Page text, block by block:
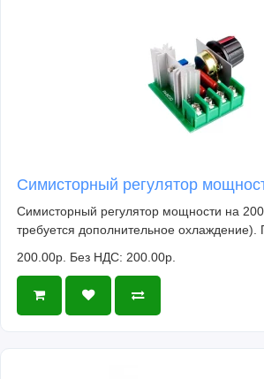
Температура: -25°С +70°С
Габаритные размеры:
Симисторный регулятор
Симисторный регулятор мощности на
требуется дополнительное охлаждение).
200.00р. Без НДС: 200.00р.